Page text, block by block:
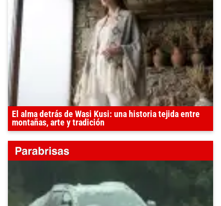
El alma detrás de Wasi Kusi: una historia tejida entre
montañas, arte y tradición